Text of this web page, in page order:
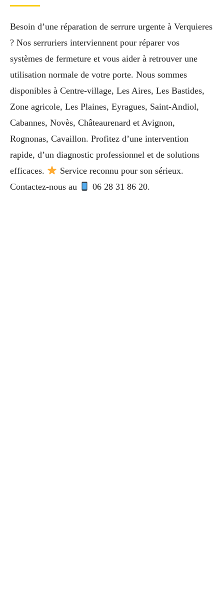
Besoin d’une réparation de serrure urgente à Verquieres
? Nos serruriers interviennent pour réparer vos
systèmes de fermeture et vous aider à retrouver une
utilisation normale de votre porte. Nous sommes
disponibles à Centre-village, Les Aires, Les Bastides,
Zone agricole, Les Plaines, Eyragues, Saint-Andiol,
Cabannes, Novès, Châteaurenard et Avignon,
Rognonas, Cavaillon. Profitez d’une intervention
rapide, d’un diagnostic professionnel et de solutions
efficaces.
Service reconnu pour son sérieux.
Contactez-nous au
06 28 31 86 20.